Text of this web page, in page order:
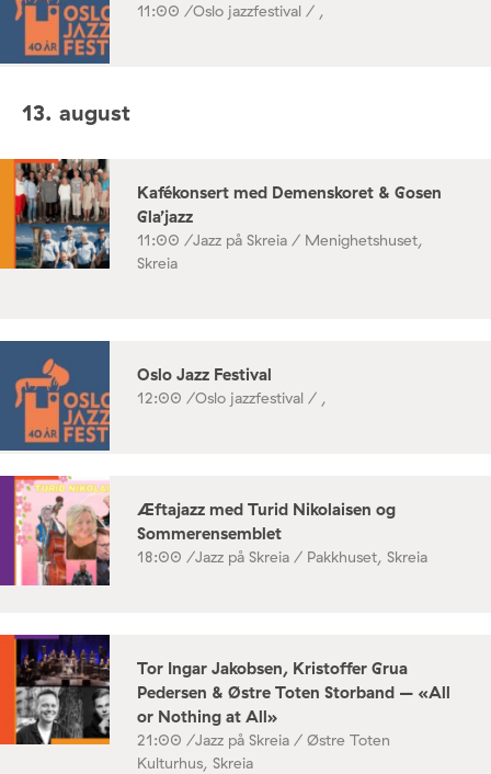
11:00 /Oslo jazzfestival / ,
13. august
Kafékonsert med Demenskoret & Gosen
Gla’jazz
11:00 /Jazz på Skreia / Menighetshuset,
Skreia
Oslo Jazz Festival
12:00 /Oslo jazzfestival / ,
Æftajazz med Turid Nikolaisen og
Sommerensemblet
18:00 /Jazz på Skreia / Pakkhuset, Skreia
Tor Ingar Jakobsen, Kristoffer Grua
Pedersen & Østre Toten Storband – «All
or Nothing at All»
21:00 /Jazz på Skreia / Østre Toten
Kulturhus, Skreia